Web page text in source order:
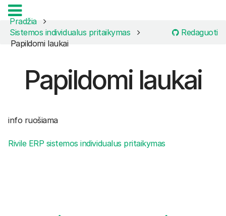
Redaguoti
Pradžia
Sistemos individualus pritaikymas
Papildomi laukai
Papildomi laukai
info ruošiama
Rivile ERP sistemos individualus pritaikymas